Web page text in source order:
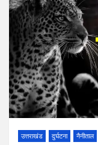
उत्तराखंड दुर्घटना नैनीताल